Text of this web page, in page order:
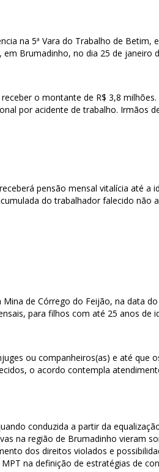
na 5ª Vara do Trabalho de Betim,
Brumadinho, no dia 25 de janeiro
o montante de R$ 3,8
por acidente de trabalho. Irmãos
pensão mensal vitalícia até a
do trabalhador falecido não
de Córrego do Feijão, na data
para filhos com até 25 anos de
ou companheiros(as) e até que
o acordo contempla
conduzida a partir da
na região de Brumadinho vieram
dos direitos violados e
na definição de estratégias de